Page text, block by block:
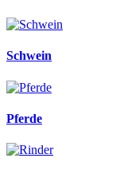
Schwein
Pferde